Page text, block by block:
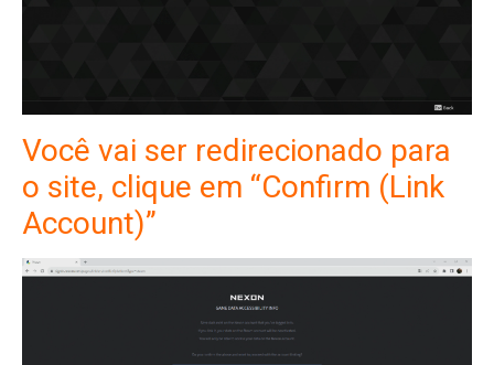
Você vai ser redirecionado para
o site, clique em “Confirm (Link
Account)”